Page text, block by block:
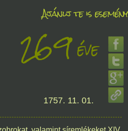
Ajánlj te is
269éve
1757. 11. 01.